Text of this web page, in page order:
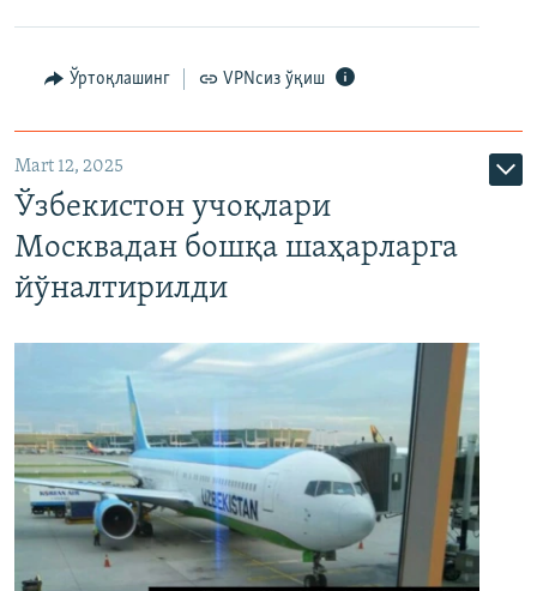
Ўртоқлашинг VPNсиз ўқиш
Mart 12, 2025
Ўзбекистон учоқлари
Москвадан бошқа шаҳарларга
йўналтирилди